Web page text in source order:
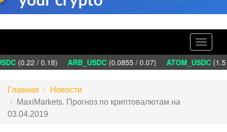
Toggle
(0.22 / 0.18) ARB_USDC(0.0855 / 0.07) ATOM_USDC(1.5
Главная
Новости
MaxiMarkets. Прогноз по криптовалютам на
03.04.2019